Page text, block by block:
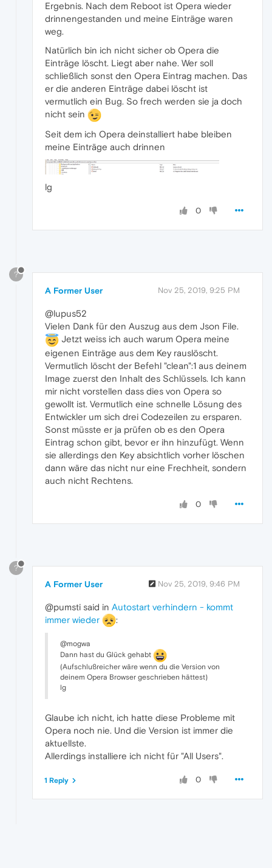
Ergebnis. Nach dem Reboot ist Opera wieder
drinnengestanden und meine Einträge waren
weg.
Natürlich bin ich nicht sicher ob Opera die
Einträge löscht. Liegt aber nahe. Wer soll
schließlich sonst den Opera Eintrag machen. Das
er die anderen Einträge dabei löscht ist
vermutlich ein Bug. So frech werden sie ja doch
nicht sein
Seit dem ich Opera deinstalliert habe bleiben
meine Einträge auch drinnen
lg
0
?
A Former User Nov 25, 2019, 9:25 PM
@lupus52
Vielen Dank für den Auszug aus dem Json File.
Jetzt weiss ich auch warum Opera meine
eigenen Einträge aus dem Key rauslöscht.
Vermutlich löscht der Befehl "clean":1 aus deinem
Image zuerst den Inhalt des Schlüssels. Ich kann
mir nicht vorstellen dass dies von Opera so
gewollt ist. Vermutlich eine schnelle Lösung des
Entwickler um sich drei Codezeilen zu ersparen.
Sonst müsste er ja prüfen ob es den Opera
Eintrag schon gibt, bevor er ihn hinzufügt. Wenn
sie allerdings den Key absichtlich vorher löschen
dann wäre das nicht nur eine Frechheit, sondern
auch nicht Rechtens.
0
?
A Former User Nov 25, 2019, 9:46 PM
@pumsti said in Autostart verhindern - kommt
immer wieder
:
@mogwa
Dann hast du Glück gehabt
(Aufschlußreicher wäre wenn du die Version von
deinem Opera Browser geschrieben hättest)
lg
Glaube ich nicht, ich hatte diese Probleme mit
Opera noch nie. Und die Version ist immer die
aktuellste.
Allerdings installiere ich nicht für "All Users".
0
1 Reply